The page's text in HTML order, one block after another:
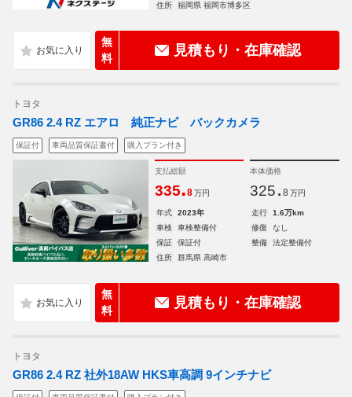
住所
福岡県 福岡市博多区
無
料
見積もり・在庫確認
トヨタ
GR86 2.4 RZ エアロ 純正ナビ バックカメラ
保証付 車両品質保証書付 購入プラン付き
支払総額
335.8 万円
本体価格
325. 8 万円
年式 2023年 走行
1.6万km
車検
車検整備付 修復
なし
保証
保証付 整備
法定整備付
住所
群馬県 高崎市
無
料
見積もり・在庫確認
トヨタ
GR86 2.4 RZ 社外18AW HKS車高調 9インチナビ